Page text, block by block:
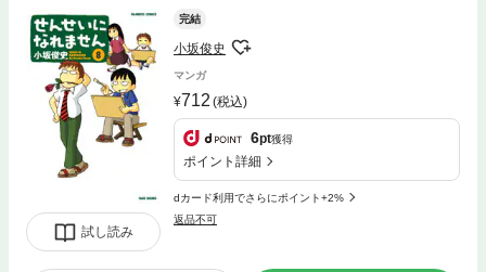
試し読み
完結
小坂俊史
マンガ
712 (税込)
6pt獲得
ポイント詳細
dカード利用でさらにポイント+2%
返品不可